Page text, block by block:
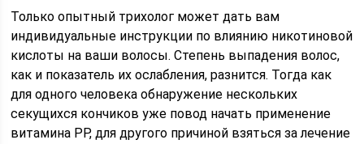
Только опытный трихолог может дать вам
индивидуальные инструкции по влиянию никотиновой
кислоты на ваши волосы. Степень выпадения волос,
как и показатель их ослабления, разнится. Тогда как
для одного человека обнаружение нескольких
секущихся кончиков уже повод начать применение
витамина РР, для другого причиной взяться за лечение